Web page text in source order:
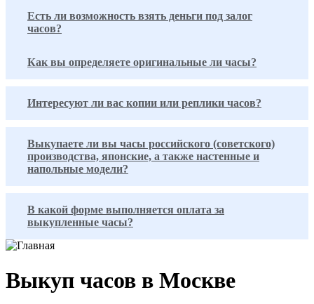
Есть ли возможность взять деньги под залог
часов?
Как вы определяете оригинальные ли часы?
Интересуют ли вас копии или реплики часов?
Выкупаете ли вы часы российского (советского)
производства, японские, а также настенные и
напольные модели?
В какой форме выполняется оплата за
выкупленные часы?
Выкуп часов в Москве